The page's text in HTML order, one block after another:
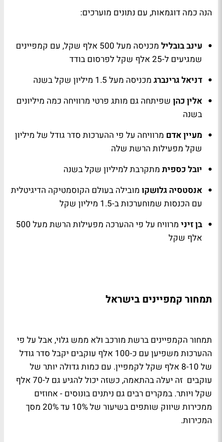
הנה כמה דוגמאות, עם נתונים מוערכים:
עינב בובליל
מכניסה מעל 500 אלף שקל, עם קמפיינים
שמגיעים ל-25 אלף שקל לפרסום בודד
דניאל גרינברג מכניסה מעל 1.5 מיליון שקל בשנה
אלין כהן שפיתחה גם מותג פרטי מרוויחה כמה מיליונים
בשנה
מעיין אדם מרוויחה על פי ההערכות סדר גודל של מיליון
שקל מפעילות הרשת שלה
יובל כספית מתקרבת למיליון שקל בשנה
אנסטסיה גלושקו מובילה בעולם הקוסמטיקה הדיגיטלית
עם הכנסות שמוחערכות ב-1.5 מיליון שקל
בן זיני
מרוויח על פי ההערכה מפעילות הרשת מעל 500
אלף שקל
תמחור קמפיינים בישראל
תמחור הקמפיינים ברשת מורכב ולא ממש גלוי, אבל על פי
ההערכות משפיען עם כ-100 אלף עוקבים יקבל סדר גודל
של 8-10 אלף שקל לקמפיין. עם כמות גדולה יותר של
עוקבים זה יעלה בהתאמה, כשזה יכול להגיע גם ל-70 אלף
שקל ויותר. במקרים רבים גם ניתנים בונוסים - אחוזים
ממכירות שיווק שותפים בשיעור של 10% עד 20% מסך
המכירות.